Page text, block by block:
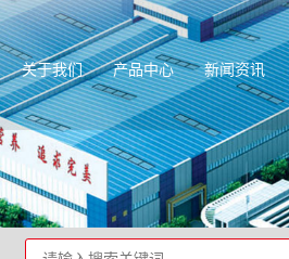
关于我们 产品中心 新闻资讯